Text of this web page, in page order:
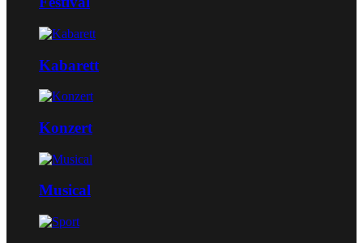
Kabarett
Konzert
Musical